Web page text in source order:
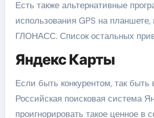
Есть также альтернативные
использования GPS на планшете,
ГЛОНАСС. Список остальных
Яндекс Карты
Если быть конкурентом, так быть
Российская поисковая система
проигнорировать такое ценное в